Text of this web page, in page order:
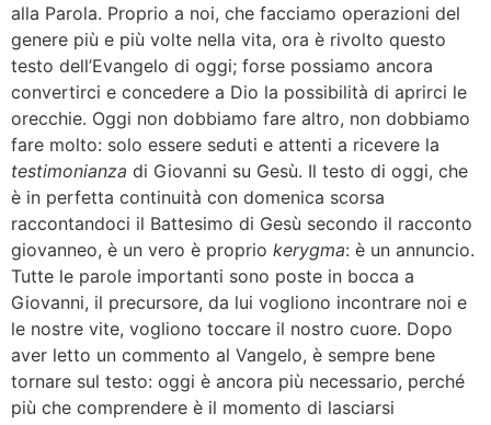
alla Parola. Proprio a noi, che facciamo operazioni del
genere più e più volte nella vita, ora è rivolto questo
testo dell’Evangelo di oggi; forse possiamo ancora
convertirci e concedere a Dio la possibilità di aprirci le
orecchie. Oggi non dobbiamo fare altro, non dobbiamo
fare molto: solo essere seduti e attenti a ricevere la
testimonianza di Giovanni su Gesù. Il testo di oggi, che
è in perfetta continuità con domenica scorsa
raccontandoci il Battesimo di Gesù secondo il racconto
giovanneo, è un vero è proprio kerygma: è un annuncio.
Tutte le parole importanti sono poste in bocca a
Giovanni, il precursore, da lui vogliono incontrare noi e
le nostre vite, vogliono toccare il nostro cuore. Dopo
aver letto un commento al Vangelo, è sempre bene
tornare sul testo: oggi è ancora più necessario, perché
più che comprendere è il momento di lasciarsi